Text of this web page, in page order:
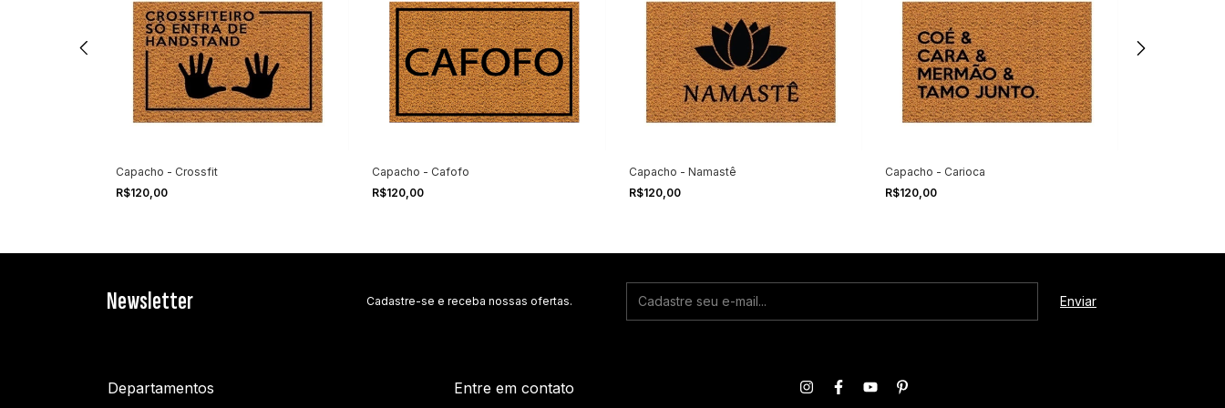
Capacho - Crossfit
R$120,00
Capacho - Cafofo
R$120,00
Capacho - Namastê
R$120,00
Capacho - Carioca
R$120,00
Newsletter Cadastre-se e receba nossas ofertas.
Departamentos Entre em contato